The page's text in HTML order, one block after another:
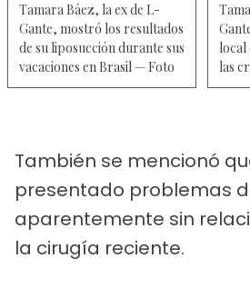
Tamara Báez, la ex de L-
Gante, mostró los resultados
de su liposucción durante sus
vacaciones en Brasil — Foto
local
las
También se mencionó
presentado problemas
aparentemente sin
la cirugía reciente.